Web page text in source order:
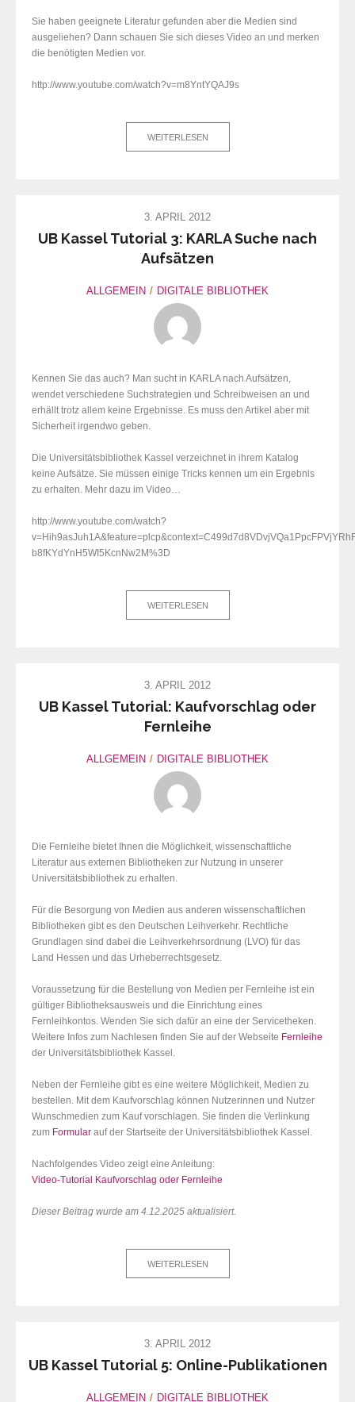
Sie haben geeignete Literatur gefunden aber die Medien sind
ausgeliehen? Dann schauen Sie sich dieses Video an und merken
die benötigten Medien vor.
http://www.youtube.com/watch?v=m8YntYQAJ9s
WEITERLESEN
3. APRIL 2012
UB Kassel Tutorial 3: KARLA Suche nach
Aufsätzen
ALLGEMEIN DIGITALE BIBLIOTHEK
Kennen Sie das auch? Man sucht in KARLA nach Aufsätzen,
wendet verschiedene Suchstrategien und Schreibweisen an und
erhällt trotz allem keine Ergebnisse. Es muss den Artikel aber mit
Sicherheit irgendwo geben.
Die Universitätsbibliothek Kassel verzeichnet in ihrem Katalog
keine Aufsätze. Sie müssen einige Tricks kennen um ein Ergebnis
zu erhalten. Mehr dazu im Video…
http://www.youtube.com/watch?
b8fKYdYnH5WI5KcnNw2M%3D
WEITERLESEN
3. APRIL 2012
UB Kassel Tutorial: Kaufvorschlag oder
Fernleihe
ALLGEMEIN DIGITALE BIBLIOTHEK
Die Fernleihe bietet Ihnen die Möglichkeit, wissenschaftliche
Literatur aus externen Bibliotheken zur Nutzung in unserer
Universitätsbibliothek zu erhalten.
Für die Besorgung von Medien aus anderen wissenschaftlichen
Bibliotheken gibt es den Deutschen Leihverkehr. Rechtliche
Grundlagen sind dabei die Leihverkehrsordnung (LVO) für das
Land Hessen und das Urheberrechtsgesetz.
Voraussetzung für die Bestellung von Medien per Fernleihe ist ein
gültiger Bibliotheksausweis und die Einrichtung eines
Fernleihkontos. Wenden Sie sich dafür an eine der Servicetheken.
Weitere Infos zum Nachlesen finden Sie auf der Webseite Fernleihe
der Universitätsbibliothek Kassel.
Neben der Fernleihe gibt es eine weitere Möglichkeit, Medien zu
bestellen. Mit dem Kaufvorschlag können Nutzerinnen und Nutzer
Wunschmedien zum Kauf vorschlagen. Sie finden die Verlinkung
zum Formular auf der Startseite der Universitätsbibliothek Kassel.
Nachfolgendes Video zeigt eine Anleitung:
Video-Tutorial Kaufvorschlag oder Fernleihe
Dieser Beitrag wurde am 4.12.2025 aktualisiert.
WEITERLESEN
3. APRIL 2012
UB Kassel Tutorial 5: Online-Publikationen
ALLGEMEIN DIGITALE BIBLIOTHEK